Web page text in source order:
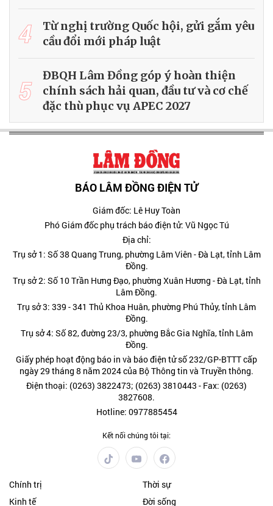
4
Từ nghị trường Quốc hội, gửi gắm yêu
cầu đổi mới pháp luật
5
ĐBQH Lâm Đồng góp ý hoàn thiện
chính sách hải quan, đầu tư và cơ chế
đặc thù phục vụ APEC 2027
BÁO LÂM ĐỒNG ĐIỆN TỬ
Giám đốc: Lê Huy Toàn
Phó Giám đốc phụ trách báo điện tử: Vũ Ngọc Tú
Địa chỉ:
Trụ sở 1: Số 38 Quang Trung, phường Lâm Viên - Đà Lạt, tỉnh Lâm
Đồng.
Trụ sở 2: Số 10 Trần Hưng Đạo, phường Xuân Hương - Đà Lạt, tỉnh
Lâm Đồng.
Trụ sở 3: 339 - 341 Thủ Khoa Huân, phường Phú Thủy, tỉnh Lâm
Đồng.
Trụ sở 4: Số 82, đường 23/3, phường Bắc Gia Nghĩa, tỉnh Lâm
Đồng.
Giấy phép hoạt động báo in và báo điện tử số 232/GP-BTTT cấp
ngày 29 tháng 8 năm 2024 của Bộ Thông tin và Truyền thông.
Điện thoại: (0263) 3822473; (0263) 3810443 - Fax: (0263)
3827608.
Hotline: 0977885454
Kết nối chúng tôi tại:
Chính trị
Thời sự
Kinh tế
Đời sống